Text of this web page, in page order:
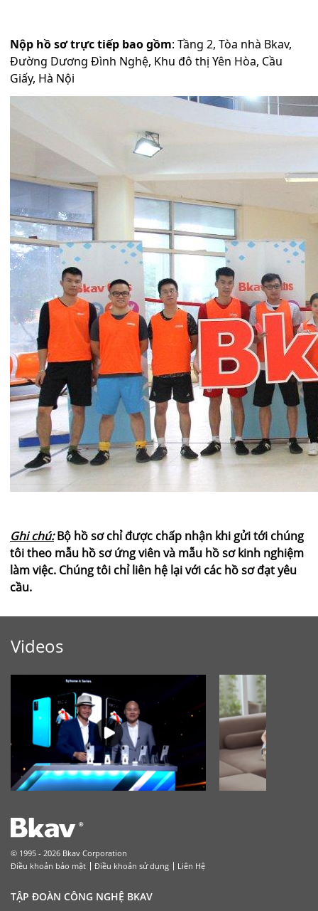
Nộp hồ sơ trực tiếp bao gồm: Tầng 2, Tòa nhà Bkav,
Đường Dương Đình Nghệ, Khu đô thị Yên Hòa, Cầu
Giấy, Hà Nội
Ghi chú:Bộ hồ sơ chỉ được chấp nhận khi gửi tới chúng
tôi theo mẫu hồ sơ ứng viên và mẫu hồ sơ kinh nghiệm
làm việc. Chúng tôi chỉ liên hệ lại với các hồ sơ đạt yêu
cầu.
Videos
© 1995 - 2026 Bkav Corporation
Điều khoản bảo mật
Điều khoản sử dụng Liên Hệ
TẬP ĐOÀN CÔNG NGHỆ BKAV